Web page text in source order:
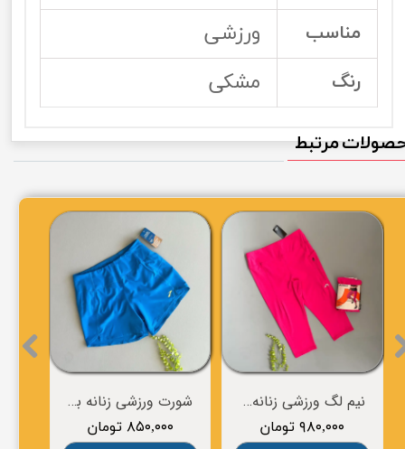
مناسب ورزشی
رنگ مشکی
شورت ورزشی زنانه برند BROOKS
۸۵۰,۰۰۰ تومان
نیم لگ ورزشی زنانه برند crivit
۹۸۰,۰۰۰ تومان
مرتبط